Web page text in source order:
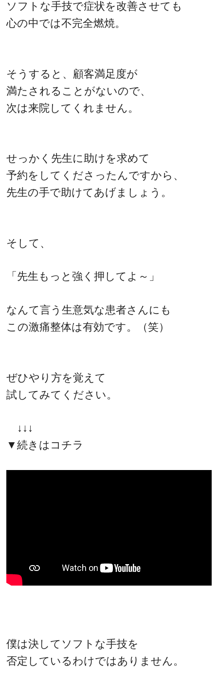
ソフトな手技で症状を改善させても
心の中では不完全燃焼。
そうすると、顧客満足度が
満たされることがないので、
次は来院してくれません。
せっかく先生に助けを求めて
予約をしてくださったんですから、
先生の手で助けてあげましょう。
そして、
「先生もっと強く押してよ～」
なんて言う生意気な患者さんにも
この激痛整体は有効です。（笑）
ぜひやり方を覚えて
試してみてください。
↓↓↓
▼続きはコチラ
僕は決してソフトな手技を
否定しているわけではありません。